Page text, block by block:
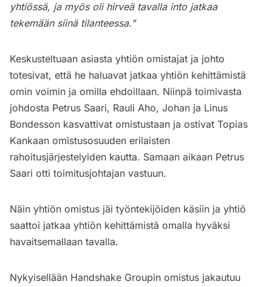
yhtiössä, ja myös oli hirveä tavalla into jatkaa
tekemään siinä tilanteessa."
Keskusteltuaan asiasta yhtiön omistajat ja johto
totesivat, että he haluavat jatkaa yhtiön kehittämistä
omin voimin ja omilla ehdoillaan. Niinpä toimivasta
johdosta Petrus Saari, Rauli Aho, Johan ja Linus
Bondesson kasvattivat omistustaan ja ostivat Topias
Kankaan omistusosuuden erilaisten
rahoitusjärjestelyiden kautta. Samaan aikaan Petrus
Saari otti toimitusjohtajan vastuun.
Näin yhtiön omistus jäi työntekijöiden käsiin ja yhtiö
saattoi jatkaa yhtiön kehittämistä omalla hyväksi
havaitsemallaan tavalla.
Nykyisellään Handshake Groupin omistus jakautuu